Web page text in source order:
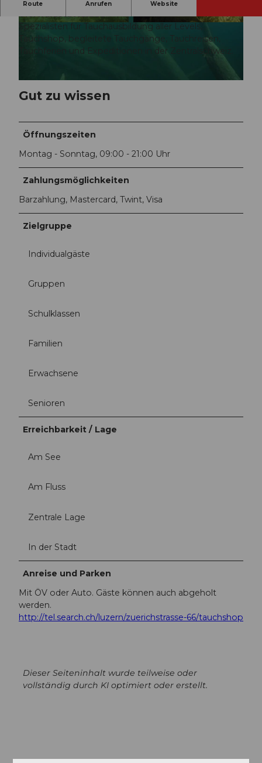
© DTC Tauchschuleluzern.ch | KI-optimiert |
© DTC Tauchschuleluzern.ch | KI-optimiert |
Route Anrufen Website
Vierwaldstättersee.
Spezialisten für Tauchausbildung aller Levels,
Tauchshop, begleitete Tauchgänge, Tauchreisen,
Tauchferien und Expeditionen in der Zentralschweiz.
Gut zu wissen
Öffnungszeiten
Montag - Sonntag, 09:00 - 21:00 Uhr
Zahlungsmöglichkeiten
Barzahlung, Mastercard, Twint, Visa
Zielgruppe
Individualgäste
Gruppen
Schulklassen
Familien
Erwachsene
Senioren
Erreichbarkeit / Lage
Am See
Am Fluss
Zentrale Lage
In der Stadt
Anreise und Parken
Mit ÖV oder Auto. Gäste können auch abgeholt
werden.
http://tel.search.ch/luzern/zuerichstrasse-66/tauchshop
Dieser Seiteninhalt wurde teilweise oder
vollständig durch KI optimiert oder erstellt.